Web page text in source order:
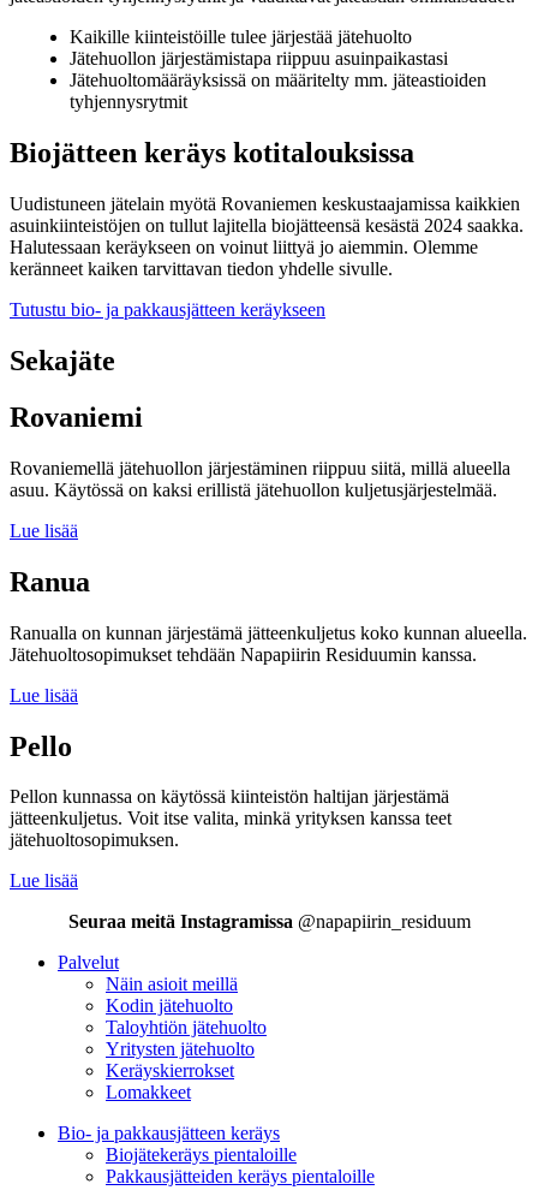
Kaikille kiinteistöille tulee järjestää jätehuolto
Jätehuollon järjestämistapa riippuu asuinpaikastasi
Jätehuoltomääräyksissä on määritelty mm. jäteastioiden
tyhjennysrytmit
Biojätteen keräys kotitalouksissa
Uudistuneen jätelain myötä Rovaniemen keskustaajamissa kaikkien
asuinkiinteistöjen on tullut lajitella biojätteensä kesästä 2024 saakka.
Halutessaan keräykseen on voinut liittyä jo aiemmin. Olemme
keränneet kaiken tarvittavan tiedon yhdelle sivulle.
Tutustu bio- ja pakkausjätteen keräykseen
Sekajäte
Rovaniemi
Rovaniemellä jätehuollon järjestäminen riippuu siitä, millä alueella
asuu. Käytössä on kaksi erillistä jätehuollon kuljetusjärjestelmää.
Lue lisää
Ranua
Ranualla on kunnan järjestämä jätteenkuljetus koko kunnan alueella.
Jätehuoltosopimukset tehdään Napapiirin Residuumin kanssa.
Lue lisää
Pello
Pellon kunnassa on käytössä kiinteistön haltijan järjestämä
jätteenkuljetus. Voit itse valita, minkä yrityksen kanssa teet
jätehuoltosopimuksen.
Lue lisää
Seuraa meitä Instagramissa@napapiirin_residuum
Palvelut
Näin asioit meillä
Kodin jätehuolto
Taloyhtiön jätehuolto
Yritysten jätehuolto
Keräyskierrokset
Lomakkeet
Bio- ja pakkausjätteen keräys
Biojätekeräys pientaloille
Pakkausjätteiden keräys pientaloille